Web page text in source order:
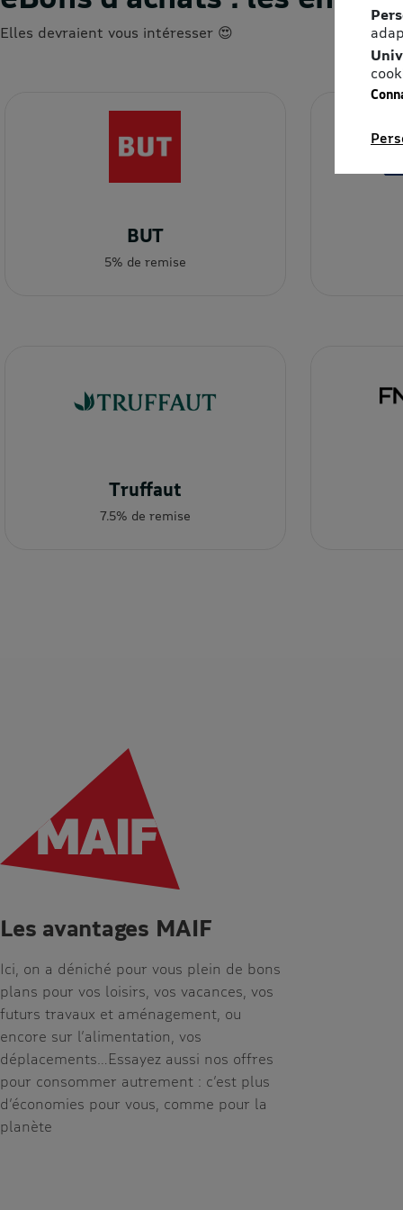
Elles devraient vous intéresser 😍
BUT
5% de remise
Truffaut
7.5% de remise
Les avantages MAIF
Ici, on a déniché pour vous plein de bons
plans pour vos loisirs, vos vacances, vos
futurs travaux et aménagement, ou
encore sur l’alimentation, vos
déplacements…Essayez aussi nos offres
pour consommer autrement : c’est plus
d’économies pour vous, comme pour la
planète